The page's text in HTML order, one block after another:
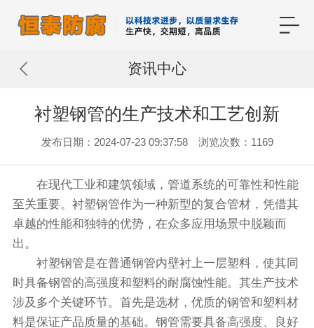
资讯中心
衬塑钢管的生产技术和工艺创新
发布日期：2024-07-23 09:37:58 浏览次数：1169
在现代工业和建筑领域，管道系统的可靠性和性能
至关重要。衬塑钢管作为一种新型的复合管材，凭借其
卓越的性能和独特的优势，在众多应用场景中脱颖而
出。
衬塑钢管是在普通钢管内壁衬上一层塑料，使其同
时具备钢管的高强度和塑料的耐腐蚀性能。其生产技术
涉及多个关键环节。首先是选材，优质的钢管和塑料材
料是保证产品质量的基础。钢管需要具备高强度、良好